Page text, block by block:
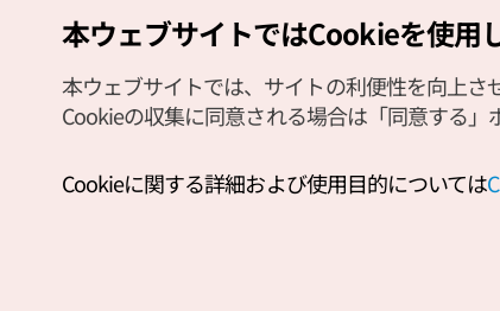
Copyright (c) Korea Tourism Organization All Rights Reserved.
サイトエラー報告
公式メール
本ウェブサイトではCookieを使用
本ウェブサイトでは、サイトの利便性を向上さ
Cookieの収集に同意される場合は「同意する」
Cookieに関する詳細および使用目的については